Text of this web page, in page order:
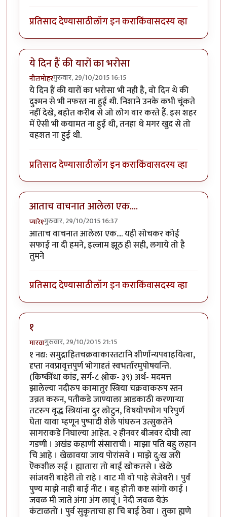
प्रतिसाद देण्यासाठीलॉग इन कराकिंवासदस्य व्हा
ये दिन हैं की यारों का भरोसा
नीलमोहरगुरुवार, 29/10/2015 16:15
ये दिन हैं की यारों का भरोसा भी नही है, वो दिन थे की
दुश्मन से भी नफरत ना हुई थी. निशाने उनके कभी चूंकते
नहीं देखे, बहोत करीब से जो लोग वार करते हैं. इस शहर
में ऐसी भी कयामत ना हुई थी, तनहा थे मगर खुद से तो
वहशत ना हुई थी.
प्रतिसाद देण्यासाठीलॉग इन कराकिंवासदस्य व्हा
आताच वाचनात आलेला एक....
प्यारे१गुरुवार, 29/10/2015 16:37
आताच वाचनात आलेला एक.... यही सोचकर कोई
सफाई ना दी हमने, इल्जाम झूठ ही सही, लगाये तो है
तुमने
प्रतिसाद देण्यासाठीलॉग इन कराकिंवासदस्य व्हा
१
मारवागुरुवार, 29/10/2015 21:15
१ नद्य: समुद्राहितचक्रवाकास्तटानि शीर्णान्यपवाहयित्वा,
दृप्ता नवप्रावृत्तपुर्ण भोगादृतं स्वभर्तारमुपोषयन्ति.
(किष्कींधा कांड, सर्ग-८ श्लोक- ३९) अर्थ- मदमत्त
झालेल्या नदीरुप कामातुर स्त्रिया चक्रवाकरुप स्तन
उन्नत करुन, पतीकडे जाण्याला आडकाठी करणा‍र्‍या
तटरुप वृद्ध स्त्रियांना दुर लोटुन, विषयोपभोग परिपुर्ण
घेता यावा म्हणून पुष्पादी शेले पांघरुन उत्सुकतेने
सागराकडे निघाल्या आहेत. २ हीनवर बीजवर दोघी त्या
गडणी । अखंड कहाणी संसाराची । माझा पति बहु लहान
चि आहे । खेळावया जाय पोरांसवे । माझे दु:ख जरी
ऎकशील सई । ह्यातारा तो बाई खोकतसे । खेळे
सांजवरी बाहेरी तो राहे । वाट मी वो पाहे सेजेवरी । पुर्व
पुण्य माझे नाही बाई नीट । बहु होती कष्ट सांगो काई ।
जवळ मी जाते अंगा अंग लावूं । नेदी जवळ येऊं
कंटाळतो । पुर्व सुकृताचा हा चि बाई ठेवा । तुका ह्यणे